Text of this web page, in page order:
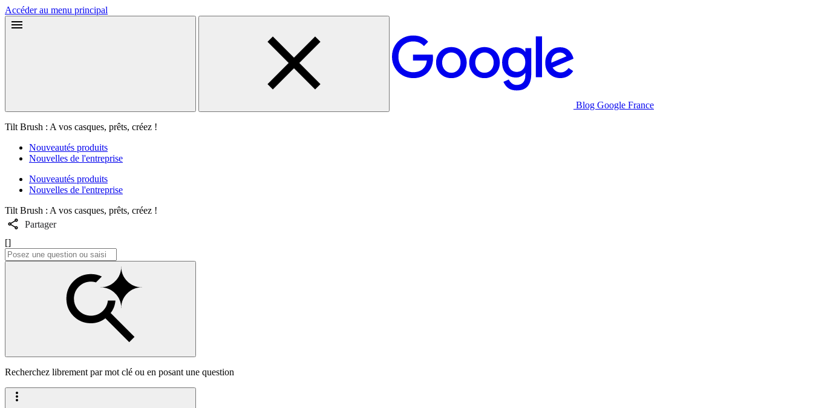
Accéder au menu principal
Blog Google France
Tilt Brush : A vos casques, prêts, créez !
Nouveautés produits
Nouvelles de l'entreprise
Nouveautés produits
Nouvelles de l'entreprise
Tilt Brush : A vos casques, prêts, créez !
Partager
[]
Recherchez librement par mot clé ou en posant une question